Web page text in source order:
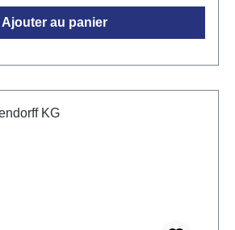
d'une carte de crédit et peut
demande, ce qui la rend idéale
Dimensions : 86 mm x 54 mm
Ajouter au panier